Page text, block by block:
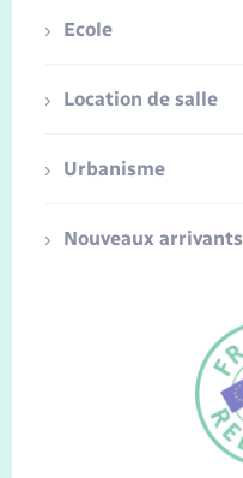
Ecole
Location de salle
Urbanisme
Nouveaux arrivants